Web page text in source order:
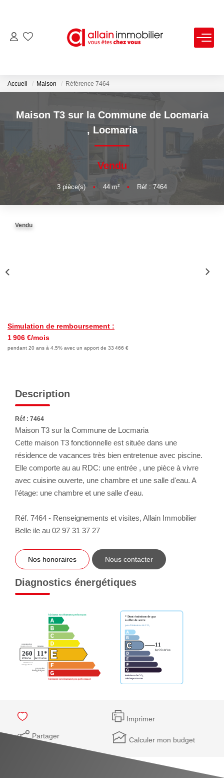
LOCATIONS
ESTIMATION
NOS AGENCES
MON COMPTE
Accueil Maison Référence 7464
Maison T3 sur la Commune de Locmaria
, Locmaria
Vendu
3 pièce(s) • 44m² • Réf : 7464
Vendu
Simulation de remboursement :
1 906 €/mois
pendant 20 ans à 4.5% avec un apport de 33 466 €
Description
Réf : 7464
Maison T3 sur la Commune de Locmaria
Cette maison T3 fonctionnelle est située dans une
résidence de vacances très bien entretenue avec piscine.
Elle comporte au au RDC: une entrée , une pièce à vivre
avec cuisine ouverte, une chambre et une salle d'eau. A
l'étage: une chambre et une salle d'eau.
Réf. 7464 - Renseignements et visites, Allain Immobilier
Belle ile au 02 97 31 37 27
Nos honoraires Nous contacter
Diagnostics énergétiques
Imprimer
Partager Calculer mon budget